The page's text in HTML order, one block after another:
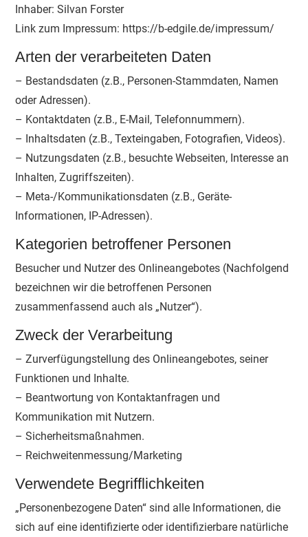
Inhaber: Silvan Forster
Link zum Impressum: https://b-edgile.de/impressum/
Arten der verarbeiteten Daten
– Bestandsdaten (z.B., Personen-Stammdaten, Namen
oder Adressen).
– Kontaktdaten (z.B., E-Mail, Telefonnummern).
– Inhaltsdaten (z.B., Texteingaben, Fotografien, Videos).
– Nutzungsdaten (z.B., besuchte Webseiten, Interesse an
Inhalten, Zugriffszeiten).
– Meta-/Kommunikationsdaten (z.B., Geräte-
Informationen, IP-Adressen).
Kategorien betroffener Personen
Besucher und Nutzer des Onlineangebotes (Nachfolgend
bezeichnen wir die betroffenen Personen
zusammenfassend auch als „Nutzer“).
Zweck der Verarbeitung
– Zurverfügungstellung des Onlineangebotes, seiner
Funktionen und Inhalte.
– Beantwortung von Kontaktanfragen und
Kommunikation mit Nutzern.
– Sicherheitsmaßnahmen.
– Reichweitenmessung/Marketing
Verwendete Begrifflichkeiten
„Personenbezogene Daten“ sind alle Informationen, die
sich auf eine identifizierte oder identifizierbare natürliche